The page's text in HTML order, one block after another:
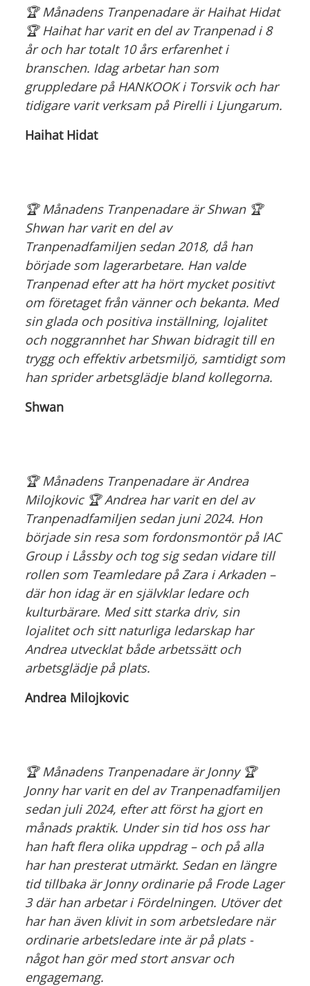
🏆 Månadens Tranpenadare är Haihat Hidat
🏆 Haihat har varit en del av Tranpenad i 8
år och har totalt 10 års erfarenhet i
branschen. Idag arbetar han som
gruppledare på HANKOOK i Torsvik och har
tidigare varit verksam på Pirelli i Ljungarum.
Haihat Hidat
🏆 Månadens Tranpenadare är Shwan 🏆
Shwan har varit en del av
Tranpenadfamiljen sedan 2018, då han
började som lagerarbetare. Han valde
Tranpenad efter att ha hört mycket positivt
om företaget från vänner och bekanta. Med
sin glada och positiva inställning, lojalitet
och noggrannhet har Shwan bidragit till en
trygg och effektiv arbetsmiljö, samtidigt som
han sprider arbetsglädje bland kollegorna.
Shwan
🏆 Månadens Tranpenadare är Andrea
Milojkovic 🏆 Andrea har varit en del av
Tranpenadfamiljen sedan juni 2024. Hon
började sin resa som fordonsmontör på IAC
Group i Låssby och tog sig sedan vidare till
rollen som Teamledare på Zara i Arkaden –
där hon idag är en självklar ledare och
kulturbärare. Med sitt starka driv, sin
lojalitet och sitt naturliga ledarskap har
Andrea utvecklat både arbetssätt och
arbetsglädje på plats.
Andrea Milojkovic
🏆 Månadens Tranpenadare är Jonny 🏆
Jonny har varit en del av Tranpenadfamiljen
sedan juli 2024, efter att först ha gjort en
månads praktik. Under sin tid hos oss har
han haft flera olika uppdrag – och på alla
har han presterat utmärkt. Sedan en längre
tid tillbaka är Jonny ordinarie på Frode Lager
3 där han arbetar i Fördelningen. Utöver det
har han även klivit in som arbetsledare när
ordinarie arbetsledare inte är på plats -
något han gör med stort ansvar och
engagemang.